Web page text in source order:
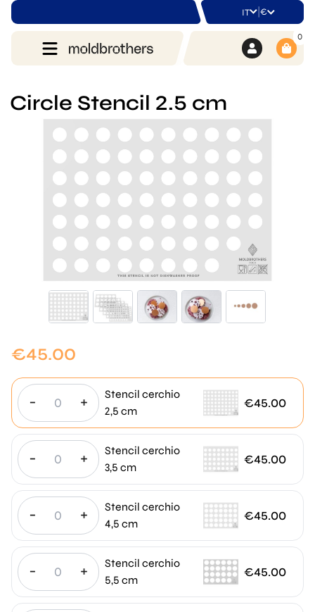
IT | €
0
Circle Stencil 2.5 cm
€45.00
- +
Stencil cerchio
2,5 cm
€45.00
- +
Stencil cerchio
3,5 cm
€45.00
- +
Stencil cerchio
4,5 cm
€45.00
- +
Stencil cerchio
5,5 cm
€45.00